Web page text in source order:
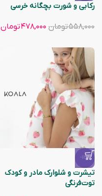
رکابی و شورت بچگانه خرسی
۵۵۸,۰۰۰تومان ۴۷۸,۰۰۰تومان
-13%
تیشرت و شلوارک مادر و کودک
توت‌فرنگی